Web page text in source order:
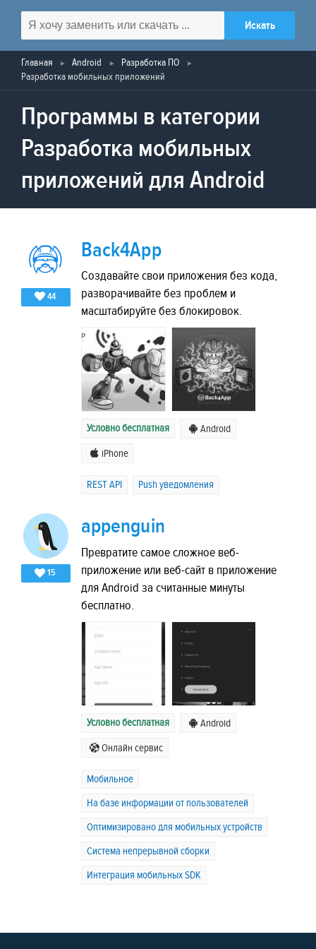
Главная Android
Разработка ПО
Разработка мобильных приложений
Программы в категории
Разработка мобильных
приложений для Android
44
Back4App
Создавайте свои приложения без кода,
разворачивайте без проблем и
масштабируйте без блокировок.
Условно бесплатная Android
iPhone
REST API Push уведомления
15
appenguin
Превратите самое сложное веб-
приложение или веб-сайт в приложение
для Android за считанные минуты
бесплатно.
Условно бесплатная Android
Онлайн сервис
Мобильное
На базе информации от пользователей
Оптимизировано для мобильных устройств
Система непрерывной сборки
Интеграция мобильных SDK